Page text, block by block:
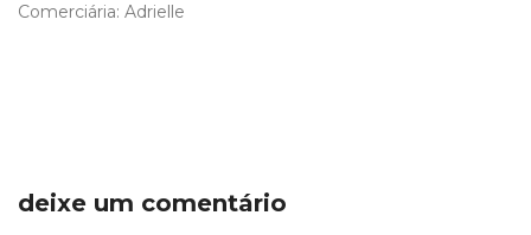
Comerciária: Adrielle
deixe um comentário